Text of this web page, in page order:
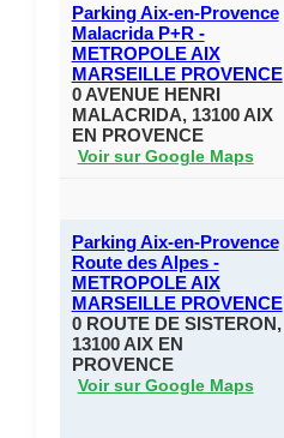
Parking Aix-en-Provence
Malacrida P+R -
METROPOLE AIX
MARSEILLE PROVENCE
0 AVENUE HENRI
MALACRIDA, 13100 AIX
EN PROVENCE
Voir sur Google Maps
Parking Aix-en-Provence
Route des Alpes -
METROPOLE AIX
MARSEILLE PROVENCE
0 ROUTE DE SISTERON,
13100 AIX EN
PROVENCE
Voir sur Google Maps